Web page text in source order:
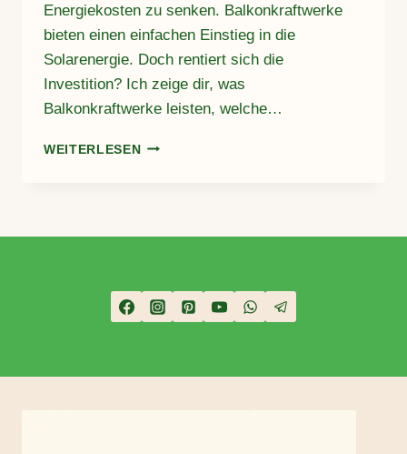
Energiekosten zu senken. Balkonkraftwerke
bieten einen einfachen Einstieg in die
Solarenergie. Doch rentiert sich die
Investition? Ich zeige dir, was
Balkonkraftwerke leisten, welche…
WEITERLESENBALKONKRAFTWERK:
WIRKLICH?